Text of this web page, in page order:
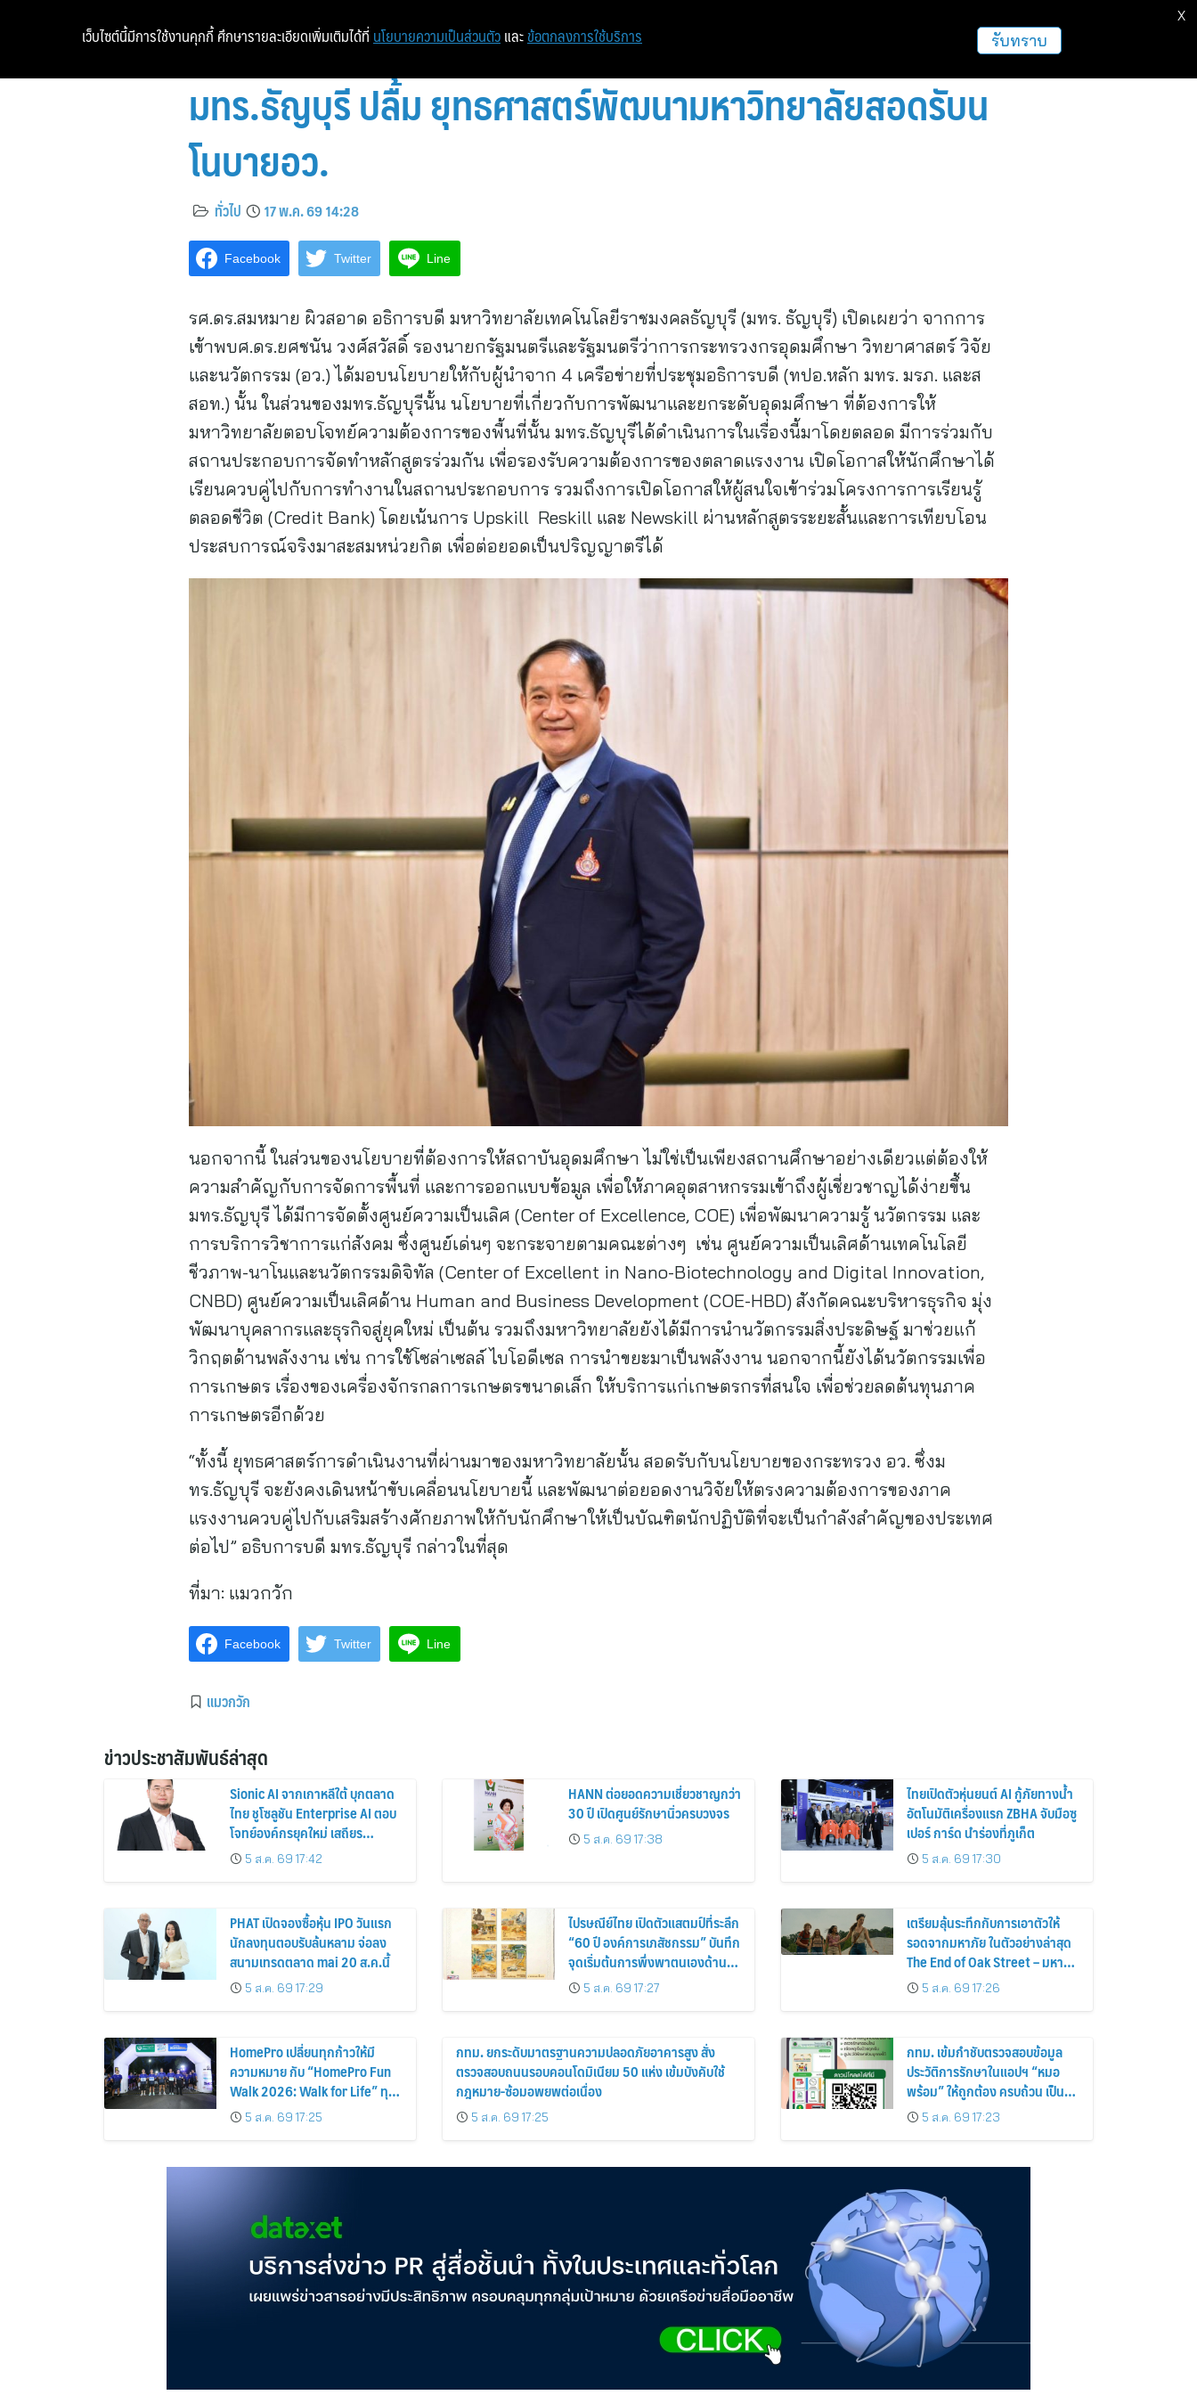
หน้าแรก ท่องเที่ยว ฝากข่าวประชาสัมพันธ์
มทร.ธัญบุรี ปลื้ม ยุทธศาสตร์พัฒนามหาวิทยาลัยสอดรับน
โนบายอว.
ทั่วไป 17 พ.ค. 69 14:28
Facebook Twitter Line
รศ.ดร.สมหมาย ผิวสอาด อธิการบดี มหาวิทยาลัยเทคโนโลยีราชมงคลธัญบุรี (มทร. ธัญบุรี) เปิดเผยว่า จากการ
เข้าพบศ.ดร.ยศชนัน วงศ์สวัสดิ์ รองนายกรัฐมนตรีและรัฐมนตรีว่าการกระทรวงกรอุดมศึกษา วิทยาศาสตร์ วิจัย
และนวัตกรรม (อว.) ได้มอบนโยบายให้กับผู้นำจาก 4 เครือข่ายที่ประชุมอธิการบดี (ทปอ.หลัก มทร. มรภ. และส
สอท.) นั้น ในส่วนของมทร.ธัญบุรีนั้น นโยบายที่เกี่ยวกับการพัฒนาและยกระดับอุดมศึกษา ที่ต้องการให้
มหาวิทยาลัยตอบโจทย์ความต้องการของพื้นที่นั้น มทร.ธัญบุรีได้ดำเนินการในเรื่องนี้มาโดยตลอด มีการร่วมกับ
สถานประกอบการจัดทำหลักสูตรร่วมกัน เพื่อรองรับความต้องการของตลาดแรงงาน เปิดโอกาสให้นักศึกษาได้
เรียนควบคู่ไปกับการทำงานในสถานประกอบการ รวมถึงการเปิดโอกาสให้ผู้สนใจเข้าร่วมโครงการการเรียนรู้
ตลอดชีวิต (Credit Bank) โดยเน้นการ Upskill Reskill และ Newskill ผ่านหลักสูตรระยะสั้นและการเทียบโอน
ประสบการณ์จริงมาสะสมหน่วยกิต เพื่อต่อยอดเป็นปริญญาตรีได้
นอกจากนี้ ในส่วนของนโยบายที่ต้องการให้สถาบันอุดมศึกษา ไม่ใช่เป็นเพียงสถานศึกษาอย่างเดียวแต่ต้องให้
ความสำคัญกับการจัดการพื้นที่ และการออกแบบข้อมูล เพื่อให้ภาคอุตสาหกรรมเข้าถึงผู้เชี่ยวชาญได้ง่ายขึ้น
มทร.ธัญบุรี ได้มีการจัดตั้งศูนย์ความเป็นเลิศ (Center of Excellence, COE) เพื่อพัฒนาความรู้ นวัตกรรม และ
การบริการวิชาการแก่สังคม ซึ่งศูนย์เด่นๆ จะกระจายตามคณะต่างๆ เช่น ศูนย์ความเป็นเลิศด้านเทคโนโลยี
ชีวภาพ-นาโนและนวัตกรรมดิจิทัล (Center of Excellent in Nano-Biotechnology and Digital Innovation,
CNBD) ศูนย์ความเป็นเลิศด้าน Human and Business Development (COE-HBD) สังกัดคณะบริหารธุรกิจ มุ่ง
พัฒนาบุคลากรและธุรกิจสู่ยุคใหม่ เป็นต้น รวมถึงมหาวิทยาลัยยังได้มีการนำนวัตกรรมสิ่งประดิษฐ์ มาช่วยแก้
วิกฤตด้านพลังงาน เช่น การใช้โซล่าเซลล์ ไบโอดีเซล การนำขยะมาเป็นพลังงาน นอกจากนี้ยังได้นวัตกรรมเพื่อ
การเกษตร เรื่องของเครื่องจักรกลการเกษตรขนาดเล็ก ให้บริการแก่เกษตรกรที่สนใจ เพื่อช่วยลดต้นทุนภาค
การเกษตรอีกด้วย
“ทั้งนี้ ยุทธศาสตร์การดำเนินงานที่ผ่านมาของมหาวิทยาลัยนั้น สอดรับกับนโยบายของกระทรวง อว. ซึ่งม
ทร.ธัญบุรี จะยังคงเดินหน้าขับเคลื่อนนโยบายนี้ และพัฒนาต่อยอดงานวิจัยให้ตรงความต้องการของภาค
แรงงานควบคู่ไปกับเสริมสร้างศักยภาพให้กับนักศึกษาให้เป็นบัณฑิตนักปฏิบัติที่จะเป็นกำลังสำคัญของประเทศ
ต่อไป” อธิบการบดี มทร.ธัญบุรี กล่าวในที่สุด
ที่มา: แมวกวัก
Facebook Twitter Line
แมวกวัก
ข่าวประชาสัมพันธ์ล่าสุด
Sionic AI จากเกาหลีใต้ บุกตลาด
ไทย ชูโซลูชัน Enterprise AI ตอบ
โจทย์องค์กรยุคใหม่ เสถียร
ปลอดภัย และใช้งานได้จริง
5 ส.ค. 69 17:42
HANN ต่อยอดความเชี่ยวชาญกว่า
30 ปี เปิดศูนย์รักษานิ่วครบวงจร
5 ส.ค. 69 17:38
ไทยเปิดตัวหุ่นยนต์ AI กู้ภัยทางน้ำ
อัตโนมัติเครื่องแรก ZBHA จับมือซู
เปอร์ การ์ด นำร่องที่ภูเก็ต
5 ส.ค. 69 17:30
PHAT เปิดจองซื้อหุ้น IPO วันแรก
นักลงทุนตอบรับล้นหลาม จ่อลง
สนามเทรดตลาด mai 20 ส.ค.นี้
5 ส.ค. 69 17:29
ไปรษณีย์ไทย เปิดตัวแสตมป์ที่ระลึก
“60 ปี องค์การเภสัชกรรม” บันทึก
จุดเริ่มต้นการพึ่งพาตนเองด้านยา
ของไทย สู่ 6 ทศวรรษแห่งการ
พัฒนาสุขภาพคนไทย
5 ส.ค. 69 17:27
เตรียมลุ้นระทึกกับการเอาตัวให้
รอดจากมหาภัย ในตัวอย่างล่าสุด
The End of Oak Street – มหาภัย
สุดถนนโอ๊ค
5 ส.ค. 69 17:26
HomePro เปลี่ยนทุกก้าวให้มี
ความหมาย กับ “HomePro Fun
Walk 2026: Walk for Life” ทุก
ก้าวที่เดิน… คือโอกาสแห่งการมี
ชีวิต
5 ส.ค. 69 17:25
กทม. ยกระดับมาตรฐานความปลอดภัยอาคารสูง สั่ง
ตรวจสอบถนนรอบคอนโดมิเนียม 50 แห่ง เข้มบังคับใช้
กฎหมาย-ซ้อมอพยพต่อเนื่อง
5 ส.ค. 69 17:25
กทม. เข้มกำชับตรวจสอบข้อมูล
ประวัติการรักษาในแอปฯ “หมอ
พร้อม” ให้ถูกต้อง ครบถ้วน เป็น
ปัจจุบันป้องกันสวมสิทธิการรักษา
5 ส.ค. 69 17:23
เว็บไซต์นี้มีการใช้งานคุกกี้ ศึกษารายละเอียดเพิ่มเติมได้ที่ นโยบายความเป็นส่วนตัว และ ข้อตกลงการใช้บริการ รับทราบ
X